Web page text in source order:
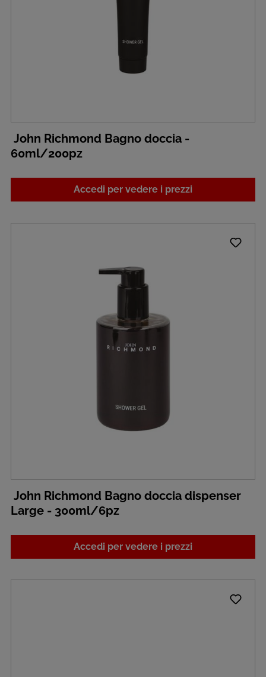
John Richmond Bagno doccia -
60ml/200pz
Accedi per vedere i prezzi
John Richmond Bagno doccia dispenser
Large - 300ml/6pz
Accedi per vedere i prezzi